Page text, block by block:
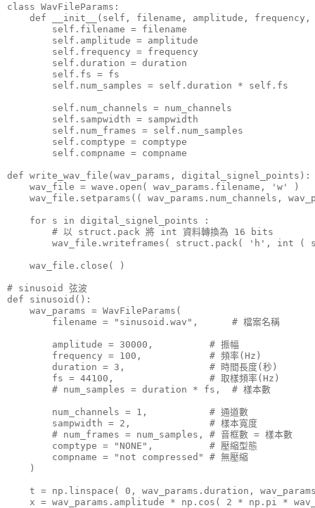
class WavFileParams:
def __init__(self, filename, amplitude,
        self.filename = filename
self.amplitude = amplitude
self.frequency = frequency
self.duration = duration
self.fs = fs
self.num_samples = self.duration * self.fs
self.num_channels = num_channels
self.sampwidth = sampwidth
self.num_frames = self.num_samples
self.comptype = comptype
self.compname = compname
def write_wav_file(wav_params, digital_signel_points):
    wav_file = wave.open( wav_params.filename, 'w' )
wav_file.setparams(( wav_params.num_channels,
    for s in digital_signel_points :
        # 以 struct.pack 將 int 資料轉換為 16 bits
wav_file.writeframes( struct.pack( 'h', int (
    wav_file.close( )
# sinusoid 弦波
def sinusoid():
    wav_params = WavFileParams(
        filename = "sinusoid.wav",      # 檔案名稱
        amplitude = 30000,          # 振幅
        frequency = 100,            # 頻率(Hz)
        duration = 3,               # 時間長度(秒)
        fs = 44100,                 # 取樣頻率(Hz)
        # num_samples = duration * fs,  # 樣本數
        num_channels = 1,           # 通道數
        sampwidth = 2,              # 樣本寬度
        # num_frames = num_samples, # 音框數 = 樣本數
        comptype = "NONE",          # 壓縮型態
        compname = "not compressed" # 無壓縮
    )
t = np.linspace( 0, wav_params.duration,
x = wav_params.amplitude * np.cos( 2 * np.pi *